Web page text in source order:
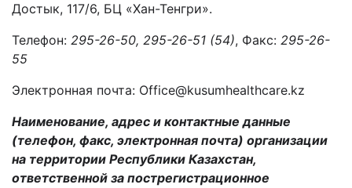
Достык, 117/6, БЦ «Хан-Тенгри».
Телефон: 295-26-50, 295-26-51 (54), Факс: 295-26-
55
Электронная почта: Office@kusumhealthcare.kz
Наименование, адрес и контактные данные
(телефон, факс, электронная почта) организации
на территории Республики Казахстан,
ответственной за пострегистрационное